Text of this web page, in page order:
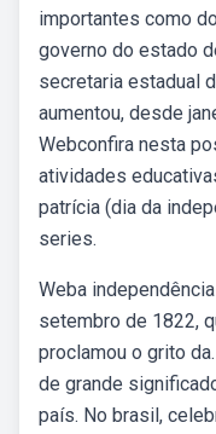
importantes como
governo do estado
secretaria estadual
aumentou, desde
Webconfira nesta
atividades
patrícia (dia da
series.
Weba
setembro de 1822,
proclamou o grito
de grande
país. No brasil,